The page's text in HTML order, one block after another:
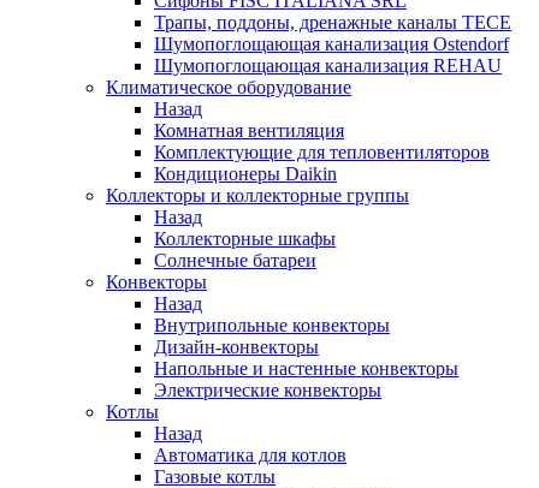
Трапы, поддоны, дренажные каналы TECE
Шумопоглощающая канализация Ostendorf
Шумопоглощающая канализация REHAU
Климатическое оборудование
Назад
Комнатная вентиляция
Комплектующие для тепловентиляторов
Кондиционеры Daikin
Коллекторы и коллекторные группы
Назад
Коллекторные шкафы
Солнечные батареи
Конвекторы
Назад
Внутрипольные конвекторы
Дизайн-конвекторы
Напольные и настенные конвекторы
Электрические конвекторы
Котлы
Назад
Автоматика для котлов
Газовые котлы